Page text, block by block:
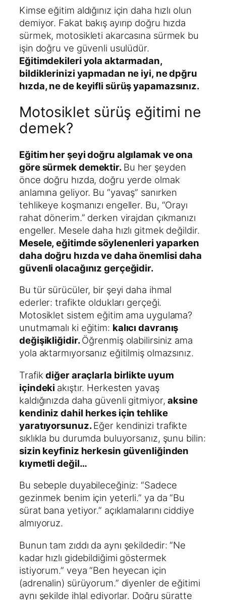
Kimse eğitim aldığınız için daha hızlı olun
demiyor. Fakat bakış ayırıp doğru hızda
sürmek, motosikleti akarcasına sürmek bu
işin doğru ve güvenli usulüdür.
Eğitimdekileri yola aktarmadan,
bildiklerinizi yapmadan ne iyi, ne dpğru
hızda, ne de keyifli sürüş yapamazsınız.
Motosiklet sürüş eğitimi ne
demek?
Eğitim her şeyi doğru algılamak ve ona
göre sürmek demektir. Bu her şeyden
önce doğru hızda, doğru yerde olmak
anlamına geliyor. Bu “yavaş” sanırken
tehlikeye koşmanızı engeller. Bu, “Orayı
rahat dönerim.” derken virajdan çıkmanızı
engeller. Mesele daha hızlı gitmek değildir.
Mesele, eğitimde söylenenleri yaparken
daha doğru hızda ve daha önemlisi daha
güvenli olacağınız gerçeğidir.
Bu tür sürücüler, bir şeyi daha ihmal
ederler: trafikte oldukları gerçeği.
Motosiklet sistem eğitim ama uygulama?
unutmamalı ki eğitim: kalıcı davranış
değişikliğidir.Öğrenmiş olabilirsiniz ama
yola aktarmıyorsanız eğitilmiş olmazsınız.
Trafikdiğer araçlarla birlikte uyum
içindeki akıştır. Herkesten yavaş
kaldığınızda daha güvenli gitmiyor,aksine
kendiniz dahil herkes için tehlike
yaratıyorsunuz.Eğer kendinizi trafikte
sıklıkla bu durumda buluyorsanız, şunu bilin:
sizin keyfiniz herkesin güvenliğinden
kıymetli değil…
Bu sebeple duyabileceğiniz: “Sadece
gezinmek benim için yeterli.” ya da “Bu
sürat bana yetiyor.” açıklamalarını ciddiye
almıyoruz.
Bunun tam zıddı da aynı şekildedir: “Ne
kadar hızlı gidebildiğimi göstermek
istiyorum.” veya “Ben heyecan için
(adrenalin) sürüyorum.” diyenler de eğitimi
aynı şekilde ihlal ediyorlar. Doğru süratte